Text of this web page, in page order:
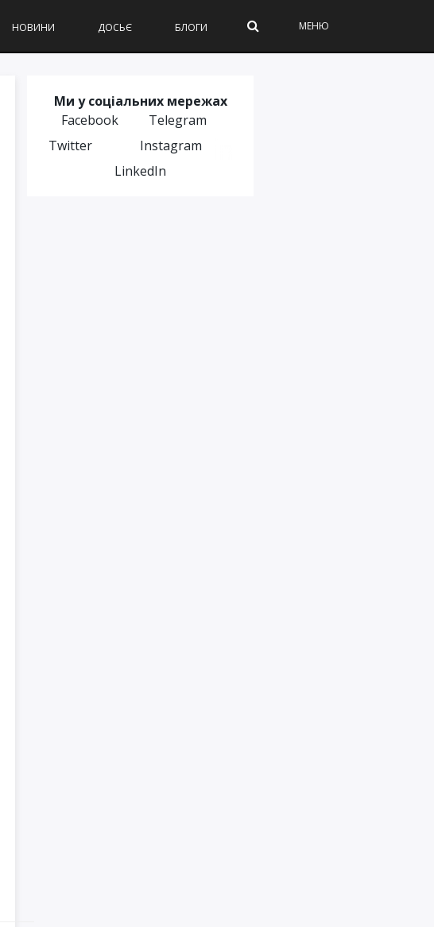
МЕНЮ
НОВИНИ ДОСЬЄ БЛОГИ
Ми у соціальних мережах
Facebook
Telegram
Twitter
Instagram
LinkedIn